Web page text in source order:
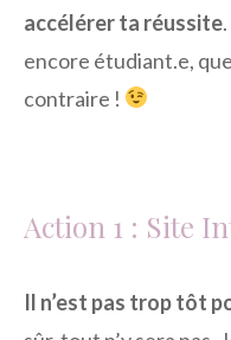
accélérer ta réussite
encore étudiant.e,
contraire !
Action 1 : Site
Il n’est pas trop tôt